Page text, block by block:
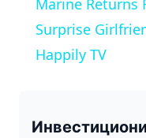
Marine Returns
Surprise
Happily TV